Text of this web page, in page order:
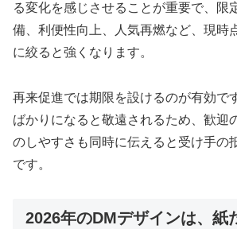
る変化を感じさせることが重要で、限
備、利便性向上、人気再燃など、現時
に絞ると強くなります。
再来促進では期限を設けるのが有効で
ばかりになると敬遠されるため、歓迎
のしやすさも同時に伝えると受け手の
です。
2026年のDMデザインは、紙